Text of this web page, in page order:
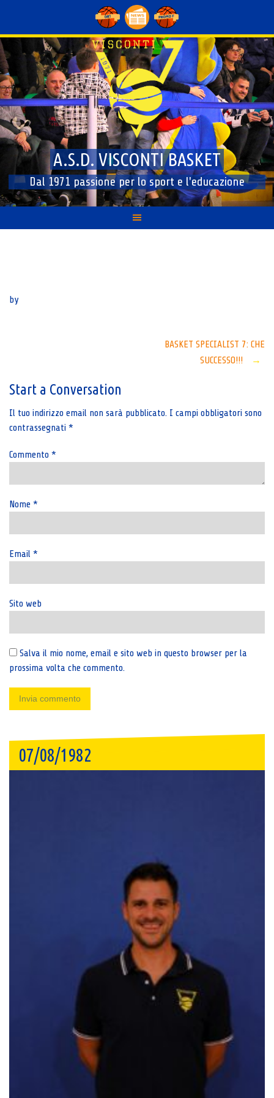
content
A.S.D. VISCONTI BASKET
Dal 1971 passione per lo sport e l'educazione
by
BASKET SPECIALIST 7: CHE
SUCCESSO!!!
→
Start a Conversation
Il tuo indirizzo email non sarà pubblicato. I campi obbligatori sono
contrassegnati *
Commento *
Nome *
Email *
Sito web
Salva il mio nome, email e sito web in questo browser per la
prossima volta che commento.
07/08/1982